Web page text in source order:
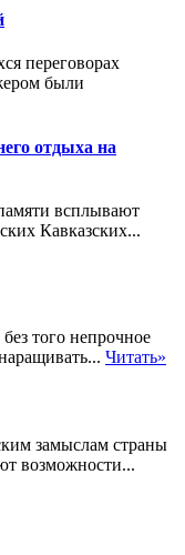
переговорах
были
отдыха на
всплывают
Кавказских...
того непрочное
Читать»
замыслам страны
возможности...